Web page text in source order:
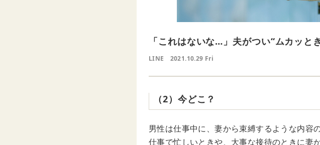
「これはないな…」夫がつい“ムカッと
LINE 2021.10.29 Fri
（2）今どこ？
男性は仕事中に、妻から束縛するような内容
仕事で忙しいときや、大事な接待のときに妻